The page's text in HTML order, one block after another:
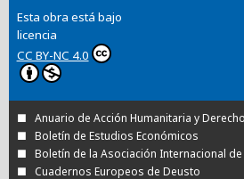
Esta obra está bajo
licencia
CC BY-NC 4.0
Anuario de Acción Humanitaria y
Boletín de Estudios Económicos
Boletín de la Asociación Internacional
Cuadernos Europeos de Deusto